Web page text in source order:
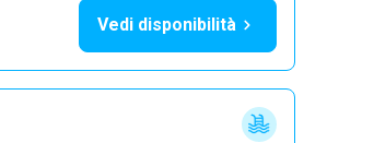
Vedi disponibilità